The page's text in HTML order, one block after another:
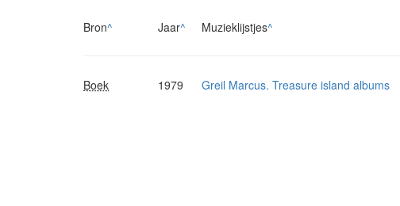
Bron^ Jaar^ Muzieklijstjes^
Boek 1979 Greil Marcus. Treasure island albums